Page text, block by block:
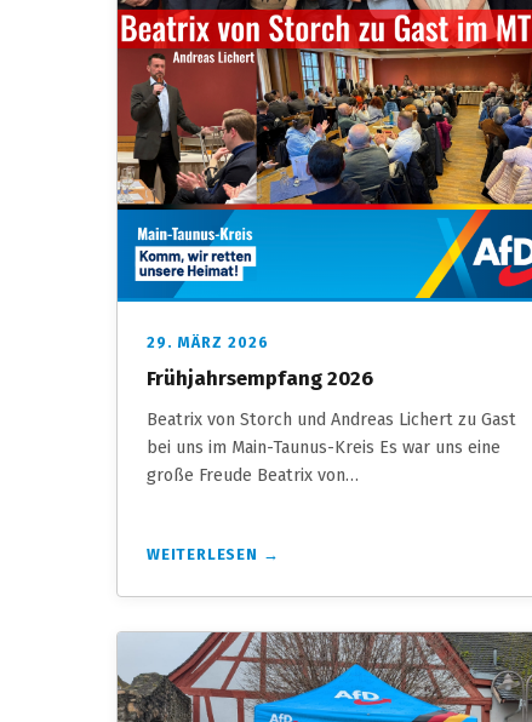
29. MÄRZ 2026
Frühjahrsempfang 2026
Beatrix von Storch und Andreas Lichert zu Gast
bei uns im Main-Taunus-Kreis Es war uns eine
große Freude Beatrix von…
WEITERLESEN →